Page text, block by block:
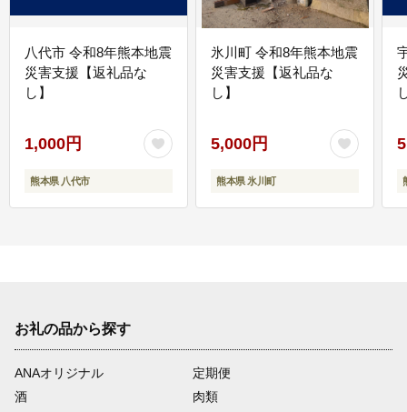
八代市 令和8年熊本地震
災害支援【返礼品な
し】
1,000円
熊本県 八代市
氷川町 令和8年熊本地震
災害支援【返礼品な
し】
5,000円
熊本県 氷川町
お礼の品から探す
ANAオリジナル
定期便
酒
肉類